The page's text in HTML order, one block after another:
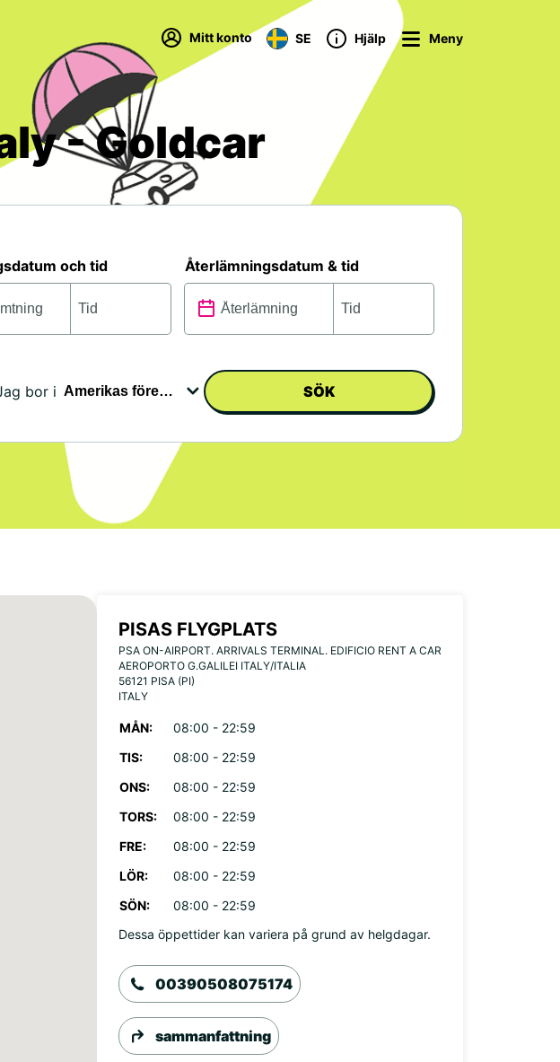
Mitt konto SE Hjälp Meny
- Goldcar
och tid Återlämningsdatum & tid
bor i SÖK
PISAS FLYGPLATS
PSA ON-AIRPORT. ARRIVALS TERMINAL. EDIFICIO RENT A CAR
AEROPORTO G.GALILEI ITALY/ITALIA
56121 PISA (PI)
ITALY
MÅN:
08:00 - 22:59
TIS:
08:00 - 22:59
ONS:
08:00 - 22:59
TORS:
08:00 - 22:59
FRE:
08:00 - 22:59
LÖR:
08:00 - 22:59
SÖN:
08:00 - 22:59
Dessa öppettider kan variera på grund av helgdagar.
00390508075174
sammanfattning